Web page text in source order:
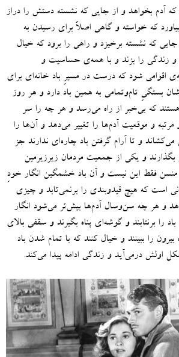
آدم بخواهد و از جایی که نشسته دستش را دراز
که خواسته و گاهی اصلاً برای رسیدن به
که نشسته برخیزد و راهی را برود که خیال
و زندگی را بزند و با همه‌ی حساسیت و
اقوامی شود که درست در مسیرِ باد خانه‌ای برای
بستگیِ تام‌وتمامی به همین باد دارد و هر روز
که بی‌خبر از راه می‌رسد و هر چه را سر
و موقعیت آدم‌ها را تغییر می‌دهد و آن‌ها را
و تا آرام گرفتن باد چاره‌ای ندارند جز
بگذارند و یکی از جمعیت مردمان زیرزیرمین
منسن فقط این نیست و آن باد خشمگین انگار خودِ
است که هیچ قیدوبندی را برنمی‌تابد و چیزی
و هر چه سن‌وسال آدم‌ها بیش‌تر می‌شود انگار
را برنتابند و گوشه‌ای پناه بگیرند و سقفی بالای
را ببینند و خیال کنند که با تمام شدن باد
اولش درمی‌آید و زندگی ادامه پیدا می‌کند.